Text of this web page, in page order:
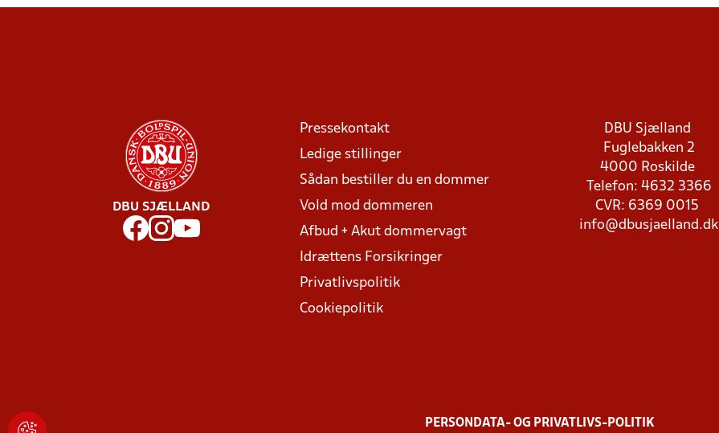
DBU SJÆLLAND
Pressekontakt
Ledige stillinger
Sådan bestiller du en dommer
Vold mod dommeren
Afbud + Akut dommervagt
Idrættens Forsikringer
Privatlivspolitik
Cookiepolitik
DBU Sjælland
Fuglebakken 2
4000 Roskilde
Telefon: 4632 3366
CVR: 6369 0015
info@dbusjaelland.dk
PERSONDATA- OG PRIVATLIVS-POLITIK